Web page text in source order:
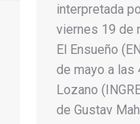
interpretada
viernes 19 de
El Ensueño
de mayo a las
Lozano
de Gustav